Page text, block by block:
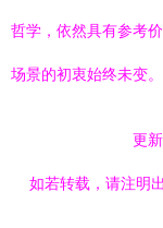
哲学，依然具有参考
场景的初衷始终未变。
更
如若转载，请注明